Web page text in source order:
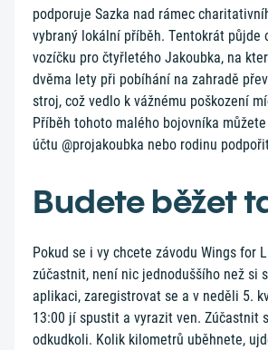
podporuje Sazka nad rámec
vybraný lokální příběh. Tentokrát půjde
vozíčku pro čtyřletého Jakoubka, na
dvěma lety při pobíhání na zahradě
stroj, což vedlo k vážnému poškození
Příběh tohoto malého bojovníka
účtu @projakoubka nebo rodinu
Budete běžet
Pokud se i vy chcete závodu Wings for
zúčastnit, není nic jednoduššího než si
aplikaci, zaregistrovat se a v neděli 5.
13:00 jí spustit a vyrazit ven. Zúčastnit
odkudkoli. Kolik kilometrů uběhnete,